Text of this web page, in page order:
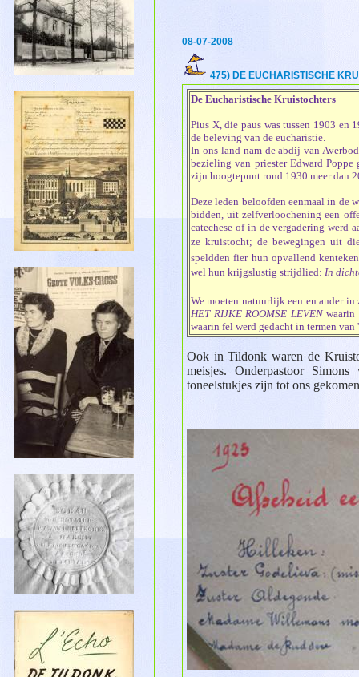
08-07-2008
475) DE EUCHARISTISCHE
De Eucharistische Kruistochters
Pius X, die paus was tussen 1903
de beleving van de eucharistie.
In ons land nam de abdij van
bezieling van priester Edward
zijn hoogtepunt rond 1930 meer dan
Deze leden beloofden eenmaal in de
bidden, uit zelfverloochening een
catechese of in de vergadering werd
ze kruistocht; de bewegingen uit die
speldden fier hun opvallend
wel hun krijgslustig strijdlied: In
We moeten natuurlijk een en ander
HET RIJKE ROOMSE LEVENwaarin
waarin fel werd gedacht in termen van
Ook in Tildonk waren de
meisjes. Onderpastoor
toneelstukjes zijn tot ons